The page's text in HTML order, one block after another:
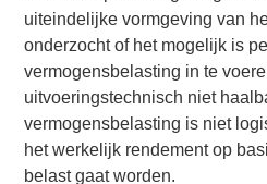
uiteindelijke vormgeving van
onderzocht of het mogelijk is
vermogensbelasting in te
uitvoeringstechnisch niet
vermogensbelasting is niet
het werkelijk rendement op
belast gaat worden.